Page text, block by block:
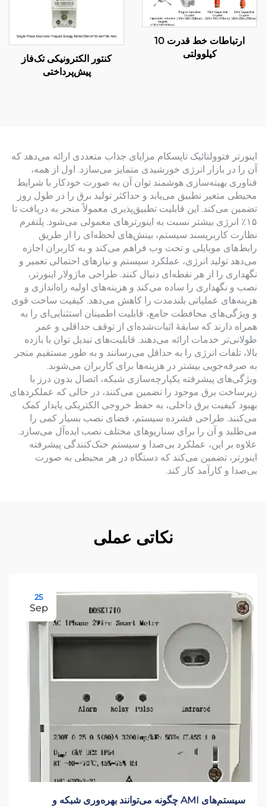
ارتباطات خط قدرت 10
کیلوولتی
کنتور الکترونیکی تک‌فاز
پیش‌پرداختی
اینورتر فتوولتائیک تاپسکام مزایای جذاب متعددی ارائه می‌دهد که
آن را در بازار انرژی خورشیدی متمایز می‌سازد. اول از همه،
فناوری بهینه‌سازی هوشمند توان آن به صورت خودکار با شرایط
محیطی متغیر تطبیق می‌یابد و حداکثر تولید برق را در طول روز
تضمین می‌کند. این قابلیت تطبیق‌پذیری معمولاً منجر به دریافت تا
۱۵٪ انرژی بیشتر نسبت به اینورترهای معمولی می‌شود. پلتفرم
نظارت کاربرپسند سیستم، بینش‌های لحظه‌ای را از طریق
رابط‌های موبایلی و تحت وب فراهم می‌کند و به کاربران اجازه
می‌دهد تولید انرژی، عملکرد سیستم و نیازهای احتمالی تعمیر و
نگهداری را از هر نقطه‌ای دنبال کنند. طراحی ماژولار اینورتر،
نصب و نگهداری را ساده می‌کند و هزینه‌های اولیه راه‌اندازی و
هزینه‌های عملیاتی بلندمدت را کاهش می‌دهد. کیفیت ساخت قوی
و ویژگی‌های محافظت جامع، قابلیت اطمینان استثنایی‌ای را به
همراه دارند که سابقهٔ اثبات‌شده‌ای از توقف حداقلی و عمر
طولانی‌تر خدمات ارائه می‌دهند. قابلیت‌های تبدیل توان با بازده
بالا، تلفات انرژی را به حداقل می‌رسانند و به طور مستقیم منجر
به صرفه‌جویی بیشتر در هزینه‌ها برای کاربران می‌شوند.
ویژگی‌های پیشرفته یکپارچه‌سازی شبکه، اتصال بدون درز با
زیرساخت برق موجود را تضمین می‌کنند، در حالی که عملکردهای
بهبود کیفیت برق داخلی، به حفظ خروجی الکتریکی پایدار کمک
می‌کنند. طراحی فشرده سیستم، فضای نصب بسیار کمی را
می‌طلبد و آن را برای سناریوهای مختلف نصب ایده‌آل می‌سازد.
علاوه بر این، عملکرد بی‌صدا و سیستم خنک‌کنندگی پیشرفته
اینورتر، تضمین می‌کند که دستگاه در هر محیطی به صورت
بی‌صدا و کارآمد کار کند.
نکاتی عملی
25
Sep
سیستم‌های AMI چگونه می‌توانند بهره‌وری شبکه و